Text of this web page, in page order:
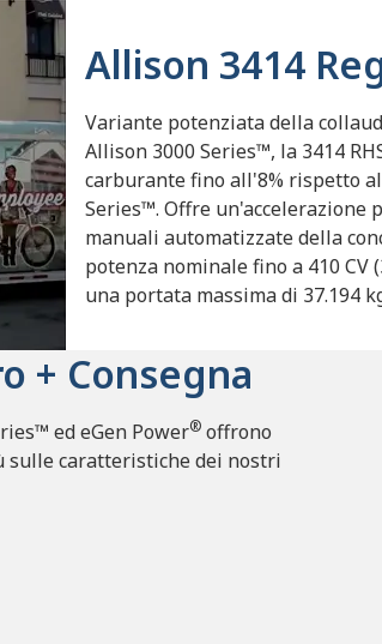
Allison 3414
Variante potenziata della
Allison 3000 Series™, la 3414
carburante fino all'8% rispetto
Series™. Offre un'accelerazione
manuali automatizzate della
potenza nominale fino a 410 CV
una portata massima di 37.194
+ Consegna
ed eGen Power® offrono
sulle caratteristiche dei nostri